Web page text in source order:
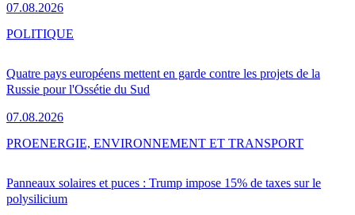
07.08.2026
Quatre pays européens mettent en garde contre les projets de la
Russie pour l'Ossétie du Sud
07.08.2026
POLITIQUE
Panneaux solaires et puces : Trump impose 15% de taxes sur le
polysilicium
PROENERGIE, ENVIRONNEMENT ET TRANSPORT